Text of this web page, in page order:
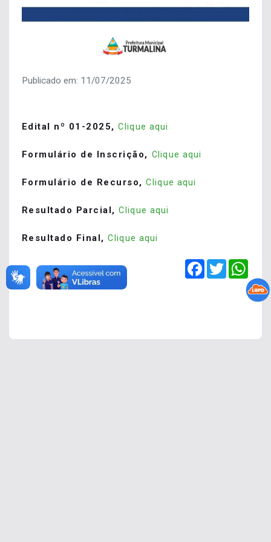
Publicado em: 11/07/2025
Edital nº 01-2025,Clique aqui
Formulário de Inscrição, Clique aqui
Formulário de Recurso,Clique aqui
Resultado Parcial,Clique aqui
Resultado Final,Clique aqui
Facebook
Twitter